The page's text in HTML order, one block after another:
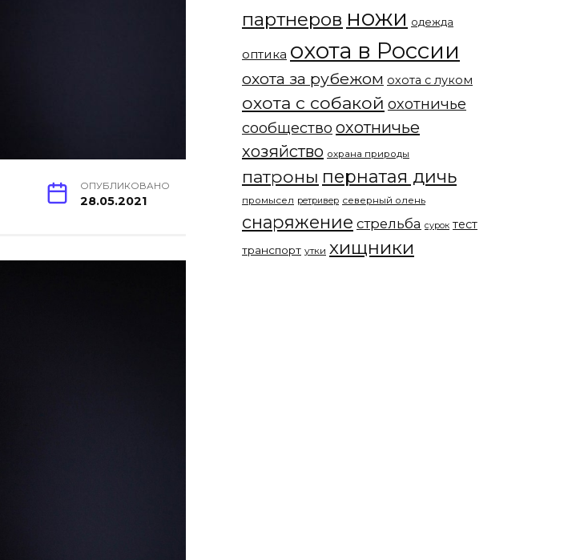
ОПУБЛИКОВАНО
28.05.2021
партнеров ножи одежда
оптика охота в России
охота за рубежом охота с луком
охота с собакой охотничье
сообщество охотничье
хозяйство охрана природы
патроны пернатая дичь
промысел ретривер северный олень
снаряжение стрельба сурок тест
транспорт утки хищники